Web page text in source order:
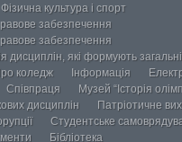
культура і спорт
забезпечення
забезпечення
дисциплін, які формують
коледж Інформація
Співпраця
Музей “Історія
дисциплін
Патріотичне
Студентське
Бібліотека